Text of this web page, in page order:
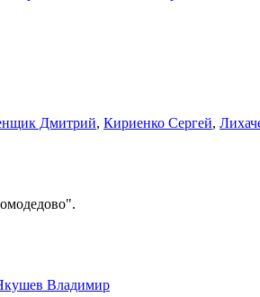
Дмитрий, Кириенко Сергей,
Владимир